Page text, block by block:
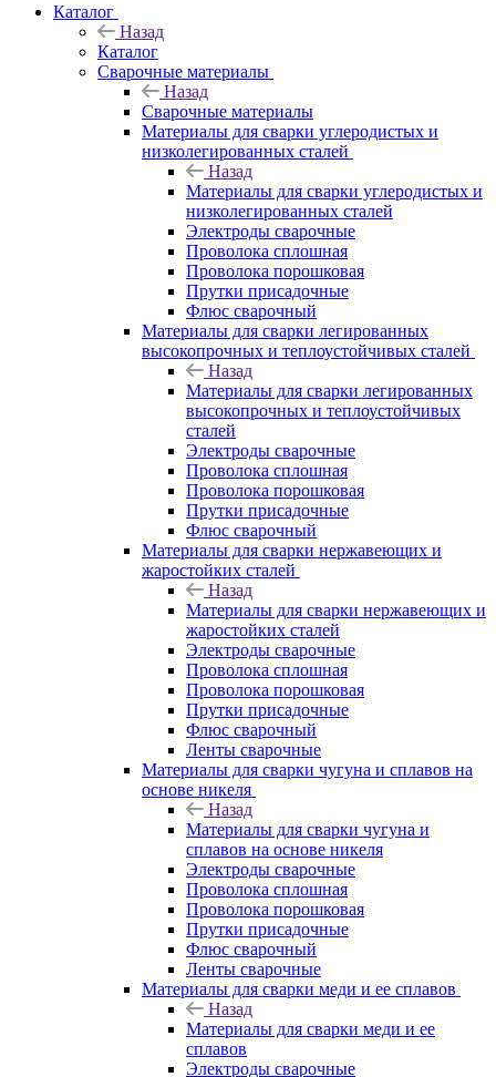
Каталог
Назад
Каталог
Сварочные материалы
Назад
Сварочные материалы
Материалы для сварки углеродистых и
низколегированных сталей
Назад
Материалы для сварки углеродистых и
низколегированных сталей
Электроды сварочные
Проволока сплошная
Проволока порошковая
Прутки присадочные
Флюс сварочный
Материалы для сварки легированных
высокопрочных и теплоустойчивых сталей
Назад
Материалы для сварки легированных
высокопрочных и теплоустойчивых
сталей
Электроды сварочные
Проволока сплошная
Проволока порошковая
Прутки присадочные
Флюс сварочный
Материалы для сварки нержавеющих и
жаростойких сталей
Назад
Материалы для сварки нержавеющих и
жаростойких сталей
Электроды сварочные
Проволока сплошная
Проволока порошковая
Прутки присадочные
Флюс сварочный
Ленты сварочные
Материалы для сварки чугуна и сплавов на
основе никеля
Назад
Материалы для сварки чугуна и
сплавов на основе никеля
Электроды сварочные
Проволока сплошная
Проволока порошковая
Прутки присадочные
Флюс сварочный
Ленты сварочные
Материалы для сварки меди и ее сплавов
Назад
Материалы для сварки меди и ее
сплавов
Электроды сварочные